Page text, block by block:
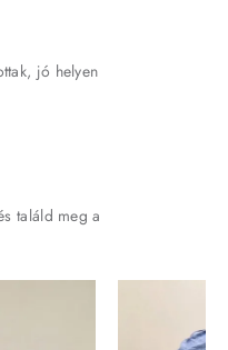
jó helyen
találd meg a